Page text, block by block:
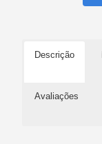
Descrição
Avaliações